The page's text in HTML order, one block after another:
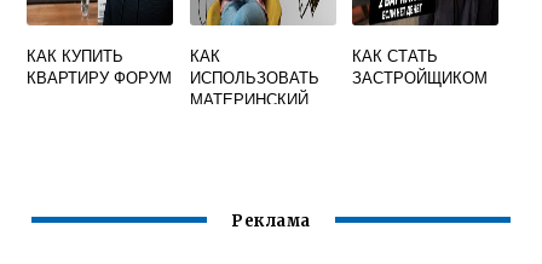
КАК КУПИТЬ
КВАРТИРУ ФОРУМ
КАК
ИСПОЛЬЗОВАТЬ
МАТЕРИНСКИЙ
КАК СТАТЬ
ЗАСТРОЙЩИКОМ
Реклама